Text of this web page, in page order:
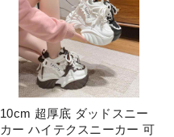
10cm 超厚底 ダッドスニー
カー ハイテクスニーカー 可